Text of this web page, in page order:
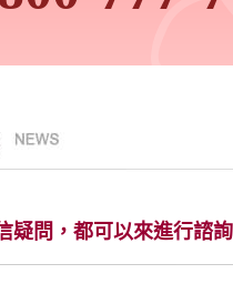
疑問，都可以來進行諮詢